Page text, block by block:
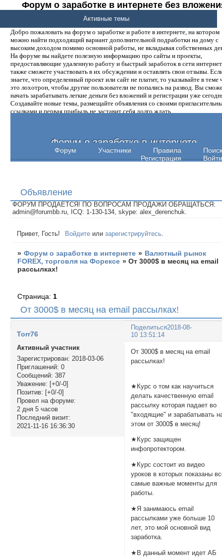
Форум о заработке в интернете без
денег.
Добро пожаловать на форум о заработке и работе в интернете, на котором
можно найти подходящий вариант дополнительной подработки на дому с
высоким доходом помимо основной работы, не вкладывая собственных
На форуме вы найдете полезную информацию про сайты и проекты,
предоставляющие удаленную работу и быстрый заработок в сети
также сможете участвовать в их обсуждении и оставлять свои отзывы.
знаете, что определенный проект или сайт не платит, то указывайте в теме
это лохотрон, чтобы другие пользователи не попались на развод. Вы
начать зарабатывать легкие деньги без вложений и регистрации уже
Создавайте новые темы, размещайте объявления со своими
ссылками и первая прибыль не заставит себя долго ждать.
Форум о заработке в интернете
Форум Участники Правила
Поиск
Регистрация
Войти
Активные темы
Объявление
ФОРУМ ПРОДАЕТСЯ! ПО ВОПРОСАМ ПРОДАЖИ ОБРАЩАТЬСЯ:
admin@forumbb.ru, ICQ: 1-130-134, skype: alex_derenchuk.
Привет, Гость! Войдите илизарегистрируйтесь
» Форум о заработке в интернете » Валютный рынок
FOREX, торговля на Форексе »От 3000$ в месяц на email
рассылках!
От 3000$ в месяц на email рассылках!
Страница: 1
Поделиться2018-08-
10 13:51:14
Torr76
Активный участник
Зарегистрирован: 2018-03-06
Приглашений: 0
Сообщений: 387
Уважение: [+0/-0]
Позитив: [+0/-0]
Провел на форуме:
2 дня 5 часов
Последний визит:
2021-11-16 16:36:30
От 3000$ в месяц на email
★Курс о том как научиться
делать качественную email
рассылку которая падает во
"входящие" и зарабатывать
этом от 3000$ в месяц!
★Курс защищен
инфопротектором.
★Курс состоит из видео
уроков в которых показаны
самые важные моменты для
работы.
★Я занимаюсь email
рассылками уже больше 10
лет, это мой основной вид
заработка.
★В данный момент идет АБ